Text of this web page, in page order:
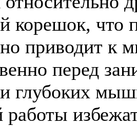
корешок, что
приводит к
перед
глубоких